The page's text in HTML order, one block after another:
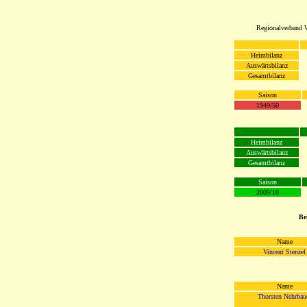
Regionalverband
Heimbilanz
Auswärtsbilanz
Gesamtbilanz
Saison
1949/50
Heimbilanz
Auswärtsbilanz
Gesamtbilanz
Saison
2009/10
Name
Vincent Stenzel
Name
Thorsten